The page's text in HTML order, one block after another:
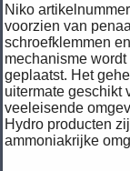
Niko
voorzien van
schroefklemmen
mechanisme
geplaatst. Het
uitermate geschikt
veeleisende
Hydro producten
ammoniakrijke